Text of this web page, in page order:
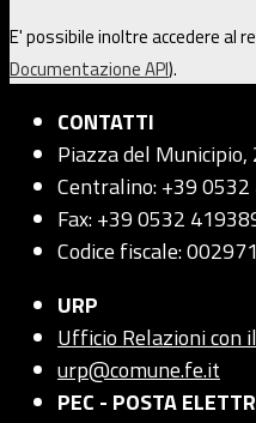
E' possibile inoltre accedere al
Documentazione API).
CONTATTI
Piazza del
Centralino: +39
Fax: +39 0532
Codice fiscale:
URP
Ufficio Relazioni con
urp@comune.fe.it
PEC - POSTA